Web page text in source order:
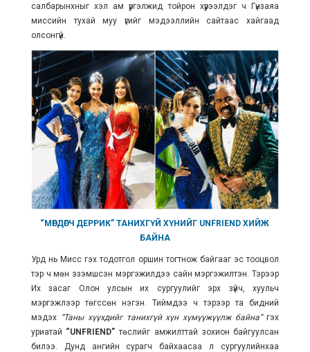
салбарынхныг хэл ам үргэлжид тойрон хүрээлдэг ч Гүнзаяа
миссийн тухай муу үгийг мэдээллийн сайтаас хайгаад
олсонгүй.
“МӨРДӨГЧ ДЕРРИК” ТАНИХГҮЙ ХҮНИЙГ UNFRIEND ХИЙЖ
БАЙНА
Урд нь Мисс гэх тодотгол оршин тогтнож байгааг эс тооцвол
тэр ч мөн эзэмшсэн мэргэжилдээ сайн мэргэжилтэн. Тэрээр
Их засаг Олон улсын их сургуулийг эрх зүйч, хуульч
мэргэжлээр төгссөн нэгэн. Тиймдээ ч тэрээр та бидний
мэдэх “Таны хүүхдийг танихгүй хүн хүмүүжүүлж байна”гэх
уриатай “UNFRIEND” төслийг амжилттай зохион байгуулсан
билээ. Дунд ангийн сурагч байхаасаа л сургуулийнхаа